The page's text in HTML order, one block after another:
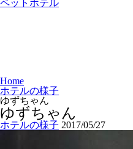
ペットホテル
Home
ホテルの様子
ゆずちゃん
ゆずちゃん
ホテルの様子 2017/05/27